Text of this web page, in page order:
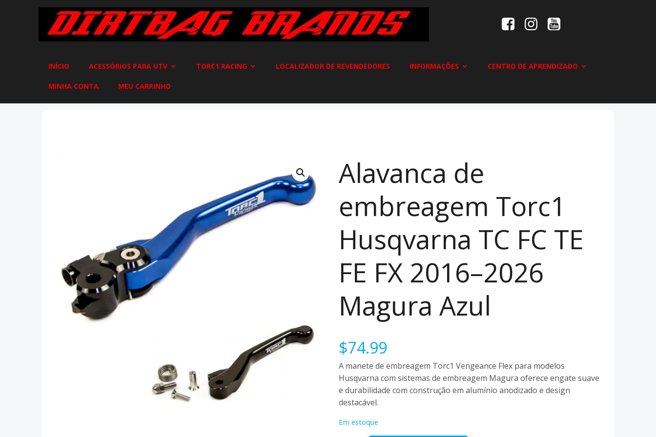
INÍCIO ACESSÓRIOS PARA UTV TORC1 RACING LOCALIZADOR DE REVENDEDORES INFORMAÇÕES CENTRO DE APRENDIZADO
MINHA CONTA MEU CARRINHO
Alavanca de
embreagem Torc1
Husqvarna TC FC TE
FE FX 2016–2026
Magura Azul
$74.99
A manete de embreagem Torc1 Vengeance Flex para modelos
Husqvarna com sistemas de embreagem Magura oferece engate suave
e durabilidade com construção em alumínio anodizado e design
destacável.
Em estoque